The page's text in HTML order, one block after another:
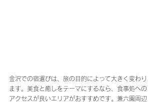
金沢での宿選びは、旅の目的によって大きく変わり
ます。美食と癒しをテーマにするなら、食事処への
アクセスが良いエリアがおすすめです。兼六園周辺